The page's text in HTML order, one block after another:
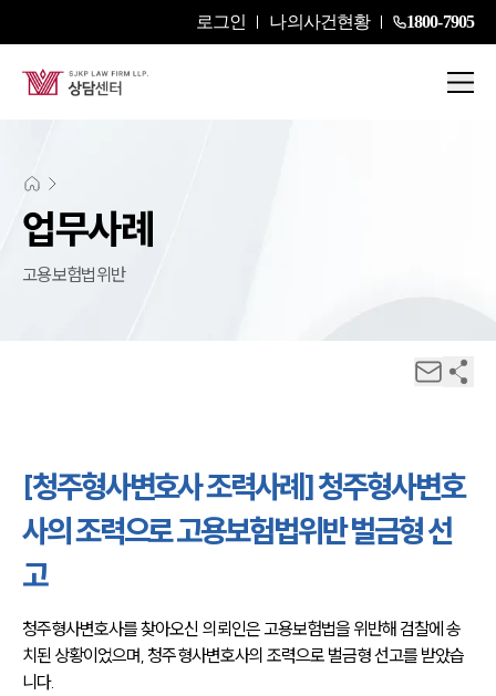
로그인 나의사건현황 1800-7905
업무사례
고용보험법위반
[청주형사변호사 조력사례] 청주형사변호
사의 조력으로 고용보험법위반 벌금형 선
고
청주형사변호사를 찾아오신 의뢰인은 고용보험법을 위반해 검찰에 송
치된 상황이었으며, 청주형사변호사의 조력으로 벌금형 선고를 받았습
니다.